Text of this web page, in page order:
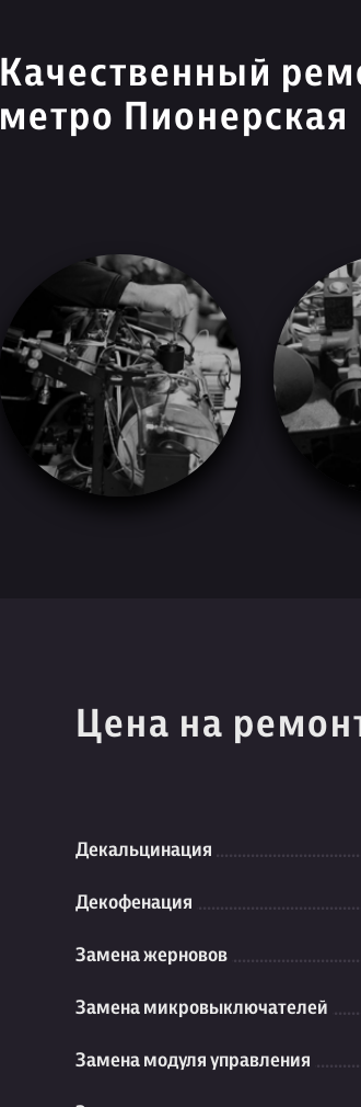
Качественный
метро Пионерская
Цена на
Декальцинация
Декофенация
Замена жерновов
Замена микровыключателей
Замена модуля управления